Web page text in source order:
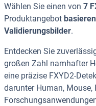
Wählen Sie einen von 7
Produktangebot
Validierungsbilder.
Entdecken Sie
großen Zahl namhafter
eine präzise FXYD2-
darunter Human,